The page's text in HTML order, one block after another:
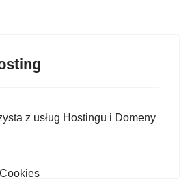
z usług Hostingu i Domeny